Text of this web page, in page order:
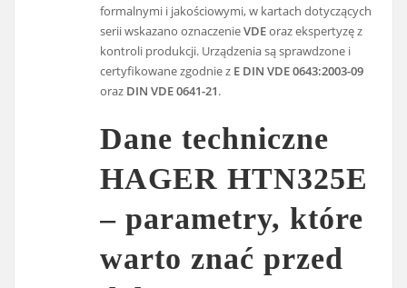
formalnymi i jakościowymi, w kartach dotyczących
serii wskazano oznaczenieVDEoraz ekspertyzę z
kontroli produkcji. Urządzenia są sprawdzone i
certyfikowane zgodnie z E DIN VDE 0643:2003-09
oraz DIN VDE 0641-21.
Dane techniczne
HAGER HTN325E
– parametry, które
warto znać przed